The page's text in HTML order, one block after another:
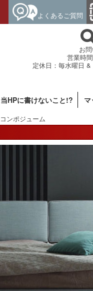
よくあるご質問
お
営業時
定休日：毎水曜日 &
当HPに書けないこと!?
コンポジューム